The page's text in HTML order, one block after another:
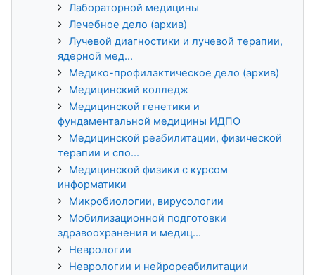
Лабораторной медицины
Лечебное дело (архив)
Лучевой диагностики и лучевой терапии,
ядерной мед...
Медико-профилактическое дело (архив)
Медицинский колледж
Медицинской генетики и
фундаментальной медицины ИДПО
Медицинской реабилитации, физической
терапии и спо...
Медицинской физики с курсом
информатики
Микробиологии, вирусологии
Мобилизационной подготовки
здравоохранения и медиц...
Неврологии
Неврологии и нейрореабилитации